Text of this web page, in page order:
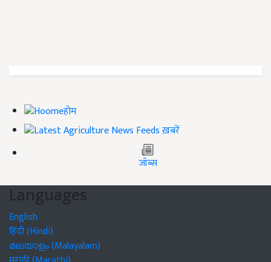
होम
ख़बरें
जॉब्स
Languages
English
हिंदी (Hindi)
മലയാളം (Malayalam)